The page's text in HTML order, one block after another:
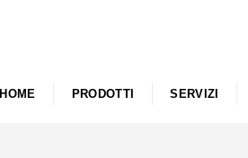
HOME PRODOTTI SERVIZI